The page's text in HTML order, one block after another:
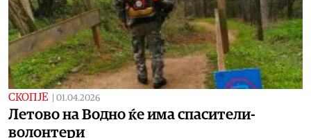
СКОПЈЕ 01.04.2026
Летово на Водно ќе има спасители-
волонтери